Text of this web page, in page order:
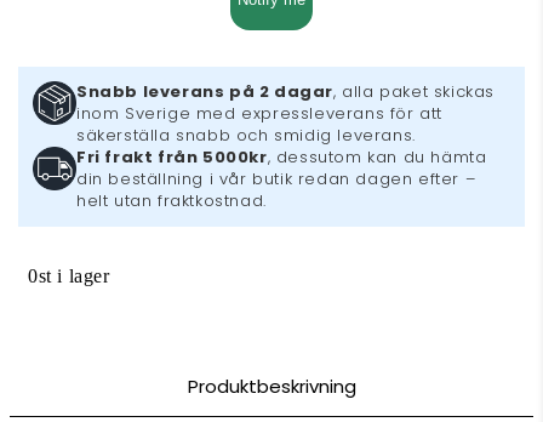
Snabb leverans på 2 dagar, alla paket skickas
inom Sverige med expressleverans för att
säkerställa snabb och smidig leverans.
Fri frakt från 5000kr, dessutom kan du hämta
din beställning i vår butik redan dagen efter –
helt utan fraktkostnad.
0st i lager
Produktbeskrivning